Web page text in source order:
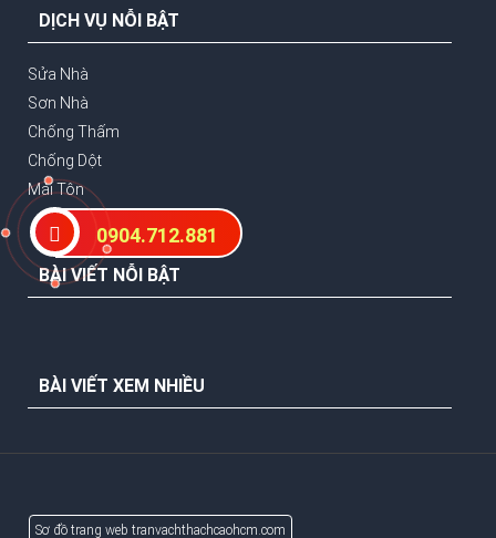
DỊCH VỤ NỖI BẬT
Sửa Nhà
Sơn Nhà
Chống Thấm
Chống Dột
Mái Tôn
BÀI VIẾT NỖI BẬT
BÀI VIẾT XEM NHIỀU
Sơ đồ trang web tranvachthachcaohcm.com
0904.712.881